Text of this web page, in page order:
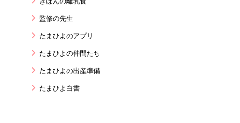
監修の先生
たまひよのアプリ
たまひよの仲間たち
たまひよの出産準備
たまひよ白書